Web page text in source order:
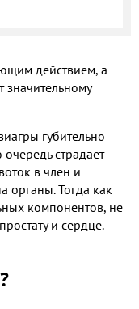
действием, а
губительно
страдает
в член и
органы. Тогда как
компонентов, не
и сердце.